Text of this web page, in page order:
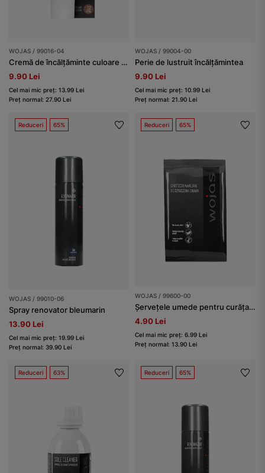
WOJAS / 99016-04
Cremă de încălțăminte culoare maro mediu
9.90 Lei
Cel mai mic preț: 13.99 Lei
Preț normal: 27.90 Lei
WOJAS / 99004-00
Perie de lustruit încălțămintea
9.90 Lei
Cel mai mic preț: 10.99 Lei
Preț normal: 21.90 Lei
Reduceri 65%
WOJAS / 99010-06
Spray renovator bleumarin
13.90 Lei
Cel mai mic preț: 19.99 Lei
Preț normal: 39.90 Lei
Reduceri 65%
WOJAS / 99600-00
Șervețele umede pentru curățare
4.90 Lei
Cel mai mic preț: 6.99 Lei
Preț normal: 13.90 Lei
Reduceri 63% Reduceri 65%